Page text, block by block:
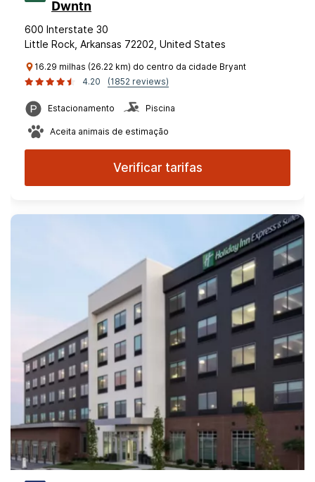
Dwntn
600 Interstate 30
Little Rock, Arkansas 72202, United States
16.29 milhas (26.22 km) do centro da cidade Bryant
4.20
(1852 reviews)
Estacionamento Piscina
Aceita animais de estimação
Verificar tarifas